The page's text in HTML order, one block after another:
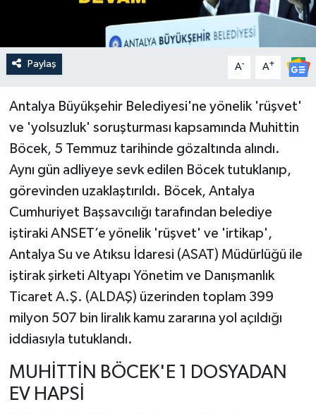
Paylaş A- A+
Antalya Büyükşehir Belediyesi'ne yönelik 'rüşvet'
ve 'yolsuzluk' soruşturması kapsamında Muhittin
Böcek, 5 Temmuz tarihinde gözaltında alındı.
Aynı gün adliyeye sevk edilen Böcek tutuklanıp,
görevinden uzaklaştırıldı. Böcek, Antalya
Cumhuriyet Başsavcılığı tarafından belediye
iştiraki ANSET’e yönelik 'rüşvet' ve 'irtikap',
Antalya Su ve Atıksu İdaresi (ASAT) Müdürlüğü ile
iştirak şirketi Altyapı Yönetim ve Danışmanlık
Ticaret A.Ş. (ALDAŞ) üzerinden toplam 399
milyon 507 bin liralık kamu zararına yol açıldığı
iddiasıyla tutuklandı.
MUHİTTİN BÖCEK'E 1 DOSYADAN
EV HAPSİ